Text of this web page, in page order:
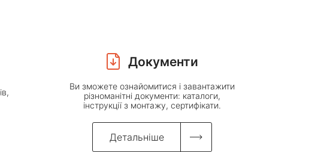
Документи
Ви зможете ознайомитися і завантажити
різноманітні документи: каталоги,
інструкції з монтажу, сертифікати.
Детальніше